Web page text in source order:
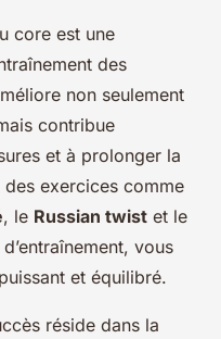
core est une
des
non seulement
contribue
et à prolonger la
exercices comme
, le Russian twist et le
vous
et équilibré.
réside dans la